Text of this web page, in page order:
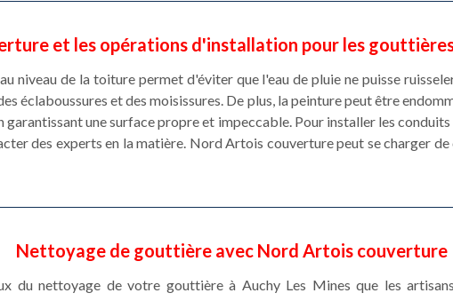
et les opérations d'installation pour les gouttières
niveau de la toiture permet d'éviter que l'eau de pluie ne puisse
éclaboussures et des moisissures. De plus, la peinture peut être
garantissant une surface propre et impeccable. Pour installer les
des experts en la matière. Nord Artois couverture peut se charger
Nettoyage de gouttière avec Nord Artois couverture
du nettoyage de votre gouttière à Auchy Les Mines que les